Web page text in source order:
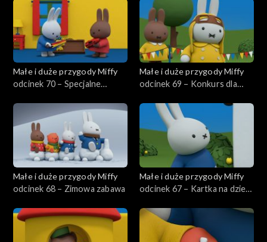
Małe i duże przygody Miffy
odcinek 70 – Specjalne
Małe i duże przygody Miffy
odcinek 69 – Konkurs dla
Małe i duże przygody Miffy
odcinek 68 – Zimowa zabawa
Małe i duże przygody Miffy
odcinek 67 – Kartka na dzień